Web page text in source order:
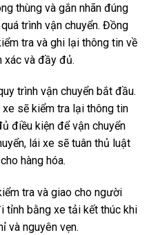
thùng và gắn nhãn đúng
trình vận chuyển. Đồng
tra và ghi lại thông tin về
xác và đầy đủ.
trình vận chuyển bắt đầu.
sẽ kiểm tra lại thông tin
điều kiện để vận chuyển
lái xe sẽ tuân thủ luật
hàng hóa.
tra và giao cho người
tỉnh bằng xe tải kết thúc khi
và nguyên vẹn.